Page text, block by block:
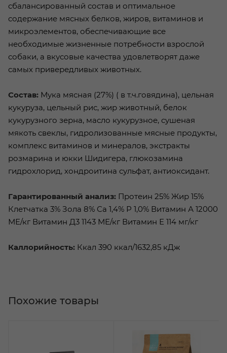
сбалансированный состав и оптимальное
содержание мясных белков, жиров, витаминов и
микроэлементов, обеспечивающие все
необходимые жизненные потребности взрослой
собаки, а вкусовые качества удовлетворят даже
самых привередливых животных.
Состав: Мука мясная (27%) ( в т.ч.говядина), цельная
кукуруза, цельный рис, жир животный, белок
кукурузного зерна, масло кукурузное, сушеная
мякоть свеклы, гидролизованные мясные продукты,
комплекс витаминов и минералов, экстракты
розмарина и юкки Шидигера, глюкозамина
гидрохлорид, хондроитина сульфат, антиоксидант.
Гарантированный анализ: Протеин 25% Жир 15%
Клетчатка 3% Зола 8% Са 1,4% Р 1,0% Витамин А 12000
МЕ/кг Витамин Д3 1143 МЕ/кг Витамин Е 114 мг/кг
Каллорийность: Ккал 390 ккал/1632,85 кДж
Похожие товары